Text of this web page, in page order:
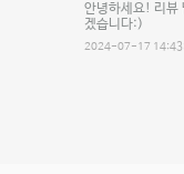
안녕하세요! 리뷰
겠습니다:)
2024-07-17